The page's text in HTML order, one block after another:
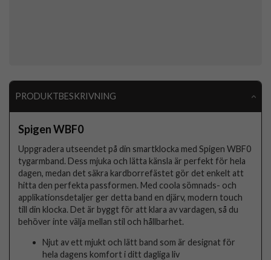
PRODUKTBESKRIVNING
Spigen WBF0
Uppgradera utseendet på din smartklocka med Spigen WBF0
tygarmband. Dess mjuka och lätta känsla är perfekt för hela
dagen, medan det säkra kardborrefästet gör det enkelt att
hitta den perfekta passformen. Med coola sömnads- och
applikationsdetaljer ger detta band en djärv, modern touch
till din klocka. Det är byggt för att klara av vardagen, så du
behöver inte välja mellan stil och hållbarhet.
Njut av ett mjukt och lätt band som är designat för
hela dagens komfort i ditt dagliga liv